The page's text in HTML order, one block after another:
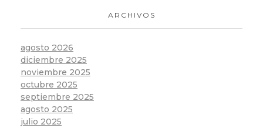
ARCHIVOS
agosto 2026
diciembre 2025
noviembre 2025
octubre 2025
septiembre 2025
agosto 2025
julio 2025